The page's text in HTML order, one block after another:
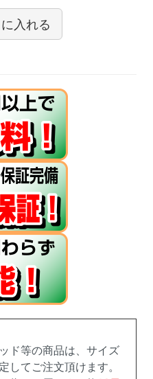
入れる
ド等の商品は、サイズ
してご注文頂けます。